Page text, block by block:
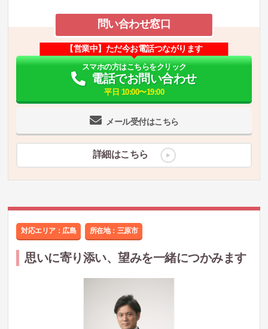
問い合わせ窓口
メール受付はこちら
【営業中】ただ今お電話つながります
スマホの方はこちらをクリック
電話でお問い合わせ
平日 10:00〜19:00
詳細はこちら
対応エリア：広島 所在地： 三原市
思いに寄り添い、望みを一緒につかみます